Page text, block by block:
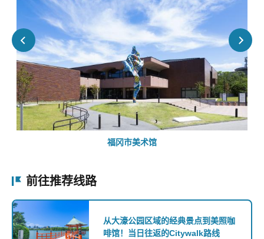
福冈市美术馆
前往推荐线路
从大濠公园区域的经典景点到美照咖
啡馆！当日往返的Citywalk路线